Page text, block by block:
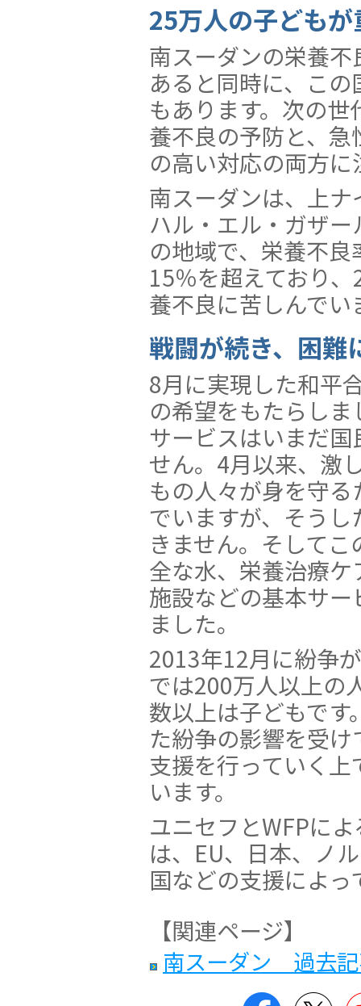
25万人の子ども
南スーダンの栄養
あると同時に、こ
もあります。次の
養不良の予防と、
の高い対応の両方
南スーダンは、上
ハル・エル・ガザ
の地域で、栄養不
15％を超えており
養不良に苦しんでい
戦闘が続き、困難
8月に実現した和平
の希望をもたらし
サービスはいまだ
せん。4月以来、激
もの人々が身を守
でいますが、そう
きません。そして
全な水、栄養治療
施設などの基本サ
ました。
2013年12月に紛争
では200万人以上の
数以上は子どもで
た紛争の影響を受
支援を行っていく
います。
ユニセフとWFPに
は、EU、日本、ノ
国などの支援によ
【関連ページ】
南スーダン 過去
Facebook